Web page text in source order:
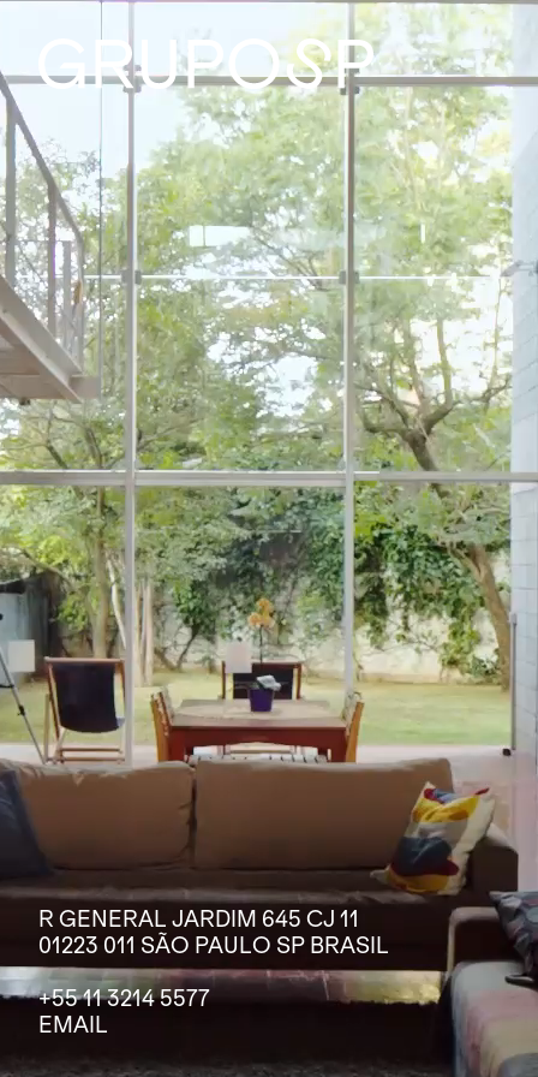
R GENERAL JARDIM 645 CJ 11
01223 011 SÃO PAULO SP BRASIL
+55 11 3214 5577
EMAIL